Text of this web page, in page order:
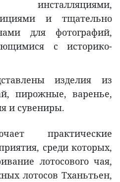
инсталляциями,
и тщательно
для фотографий,
с историко-
изделия из
пирожные, варенье,
и сувениры.
практические
среди которых,
лотосового чая,
лотосов Тханьтьен,